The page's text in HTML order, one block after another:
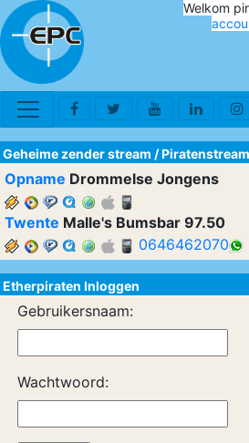
Welkom
Geheime zender stream /
Opname Drommelse Jongens
Twente Malle's Bumsbar 97.50
0646462070
Etherpiraten Inloggen
Gebruikersnaam:
Wachtwoord: